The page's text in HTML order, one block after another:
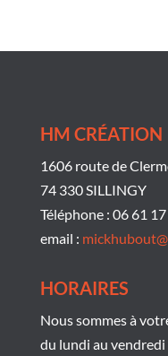
HM CRÉATION
1606 route de
74 330 SILLINGY
Téléphone : 06 61
email :
HORAIRES
Nous sommes à
du lundi au vendredi